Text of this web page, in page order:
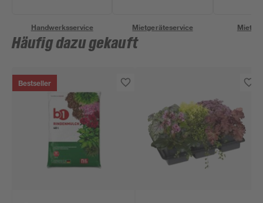
Handwerksservice Mietgeräteservice
Häufig dazu gekauft
Bestseller